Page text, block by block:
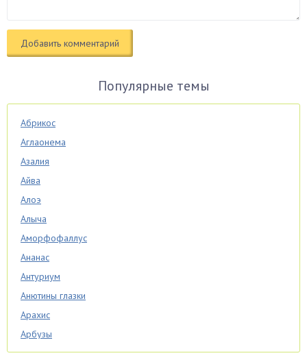
Популярные темы
Абрикос
Аглаонема
Азалия
Айва
Алоэ
Алыча
Аморфофаллус
Ананас
Антуриум
Анютины глазки
Арахис
Арбузы
Аспарагус